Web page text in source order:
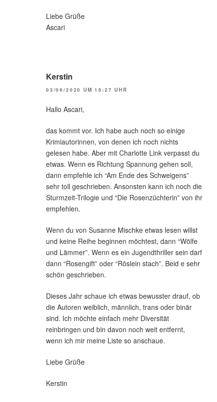
Liebe Grüße
Ascari
Kerstin
03/09/2020 UM 15:27 UHR
Hallo Ascari,
das kommt vor. Ich habe auch noch so einige
Krimiautorinnen, von denen ich noch nichts
gelesen habe. Aber mit Charlotte Link verpasst du
etwas. Wenn es Richtung Spannung gehen soll,
dann empfehle ich “Am Ende des Schweigens”
sehr toll geschrieben. Ansonsten kann ich noch die
Sturmzeit-Trilogie und “Die Rosenzüchterin” von ihr
empfehlen.
Wenn du von Susanne Mischke etwas lesen willst
und keine Reihe beginnen möchtest, dann “Wölfe
und Lämmer”. Wenn es ein Jugendthriller sein darf
dann “Rosengift” oder “Röslein stach”. Beid e sehr
schön geschrieben.
Dieses Jahr schaue ich etwas bewusster drauf, ob
die Autoren weiblich, männlich, trans oder binär
sind. Ich möchte einfach mehr Diversität
reinbringen und bin davon noch weit entfernt,
wenn ich mir meine Liste so anschaue.
Liebe Grüße
Kerstin